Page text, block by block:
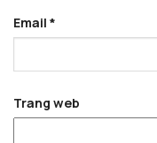
Email *
Trang web